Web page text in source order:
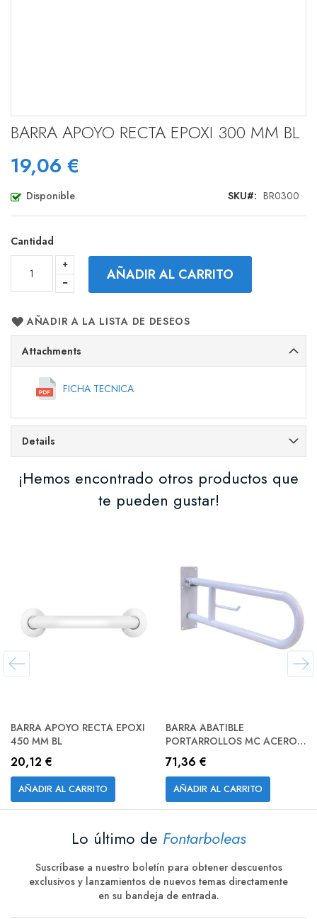
BARRA APOYO RECTA EPOXI 300 MM BL
19,06 €
Disponible SKU BR0300
Cantidad
AÑADIR AL CARRITO
AÑADIR A LA LISTA DE DESEOS
Saltar
al
de
galería
Attachments
FICHA TECNICA
Details
¡Hemos encontrado otros productos que
te pueden gustar!
BARRA APOYO RECTA EPOXI
450 MM BL
20,12 €
AÑADIR AL CARRITO
BARRA ABATIBLE
PORTARROLLOS MC ACERO
BLANCO NOFER
71,36 €
AÑADIR AL CARRITO
Lo último de Fontarboleas
Suscríbase a nuestro boletín para obtener descuentos
exclusivos y lanzamientos de nuevos temas directamente
en su bandeja de entrada.